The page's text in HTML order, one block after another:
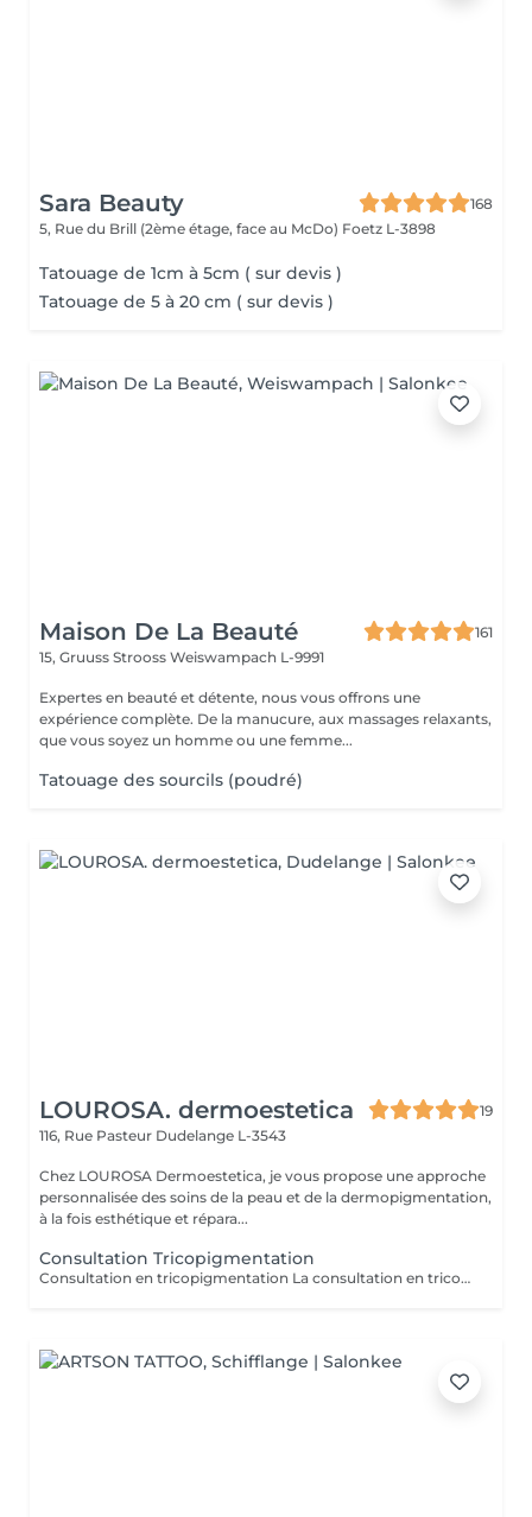
Sara Beauty
168
5, Rue du Brill (2ème étage, face au McDo) Foetz L-3898
Tatouage de 1cm à 5cm ( sur devis )
Tatouage de 5 à 20 cm ( sur devis )
Maison De La Beauté
161
15, Gruuss Strooss Weiswampach L-9991
Expertes en beauté et détente, nous vous offrons une
expérience complète. De la manucure, aux massages relaxants,
que vous soyez un homme ou une femme...
Tatouage des sourcils (poudré)
LOUROSA. dermoestetica
19
116, Rue Pasteur Dudelange L-3543
Chez LOUROSA Dermoestetica, je vous propose une approche
personnalisée des soins de la peau et de la dermopigmentation,
à la fois esthétique et répara...
Consultation Tricopigmentation
Consultation en tricopigmentation La consultation en tricopigmentation est une étape indispensable avant toute prestation. Elle permet d'analyser votre cuir chevelu, d'évaluer vos besoins et de définir un protocole personnalisé en fonction de votre type de perte capillaire, de votre carnation et du résultat souhaité. Ce rendez-vous comprend une analyse de la zone à traiter, des conseils sur la technique la plus adaptée, ainsi qu'un échange pour répondre à vos questions et vérifier l'absence de contre-indications. Le montant de la consultation est déduit du tarif de la prestation si celle-ci est réalisée dans les 2 mois suivant la consultation.